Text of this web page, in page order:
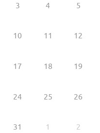
3 4 5
10 11 12
17 18 19
24 25 26
31 1 2